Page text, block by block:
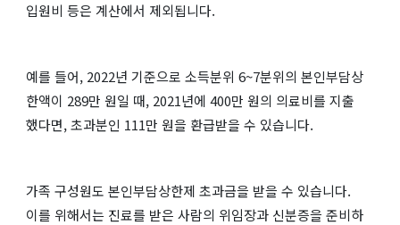
입원비 등은 계산에서 제외됩니다.
예를 들어, 2022년 기준으로 소득분위 6~7분위의 본인부담상
한액이 289만 원일 때, 2021년에 400만 원의 의료비를 지출
했다면, 초과분인 111만 원을 환급받을 수 있습니다.
가족 구성원도 본인부담상한제 초과금을 받을 수 있습니다.
이를 위해서는 진료를 받은 사람의 위임장과 신분증을 준비하